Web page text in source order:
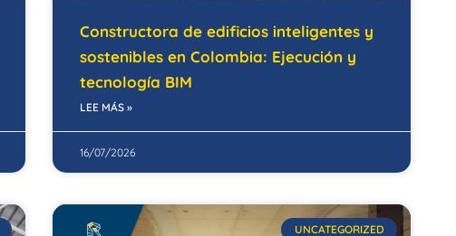
Constructora de edificios inteligentes y
sostenibles en Colombia: Ejecución y
tecnología BIM
LEE MÁS »
16/07/2026
UNCATEGORIZED